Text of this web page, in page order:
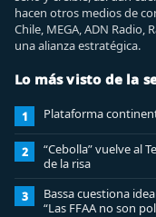
hacen otros medios de
Chile, MEGA, ADN
una alianza estratégica.
Lo más visto de la
1 Plataforma
2
“Cebolla” vuelve al
de la risa
3
Bassa cuestiona
“Las FFAA no son